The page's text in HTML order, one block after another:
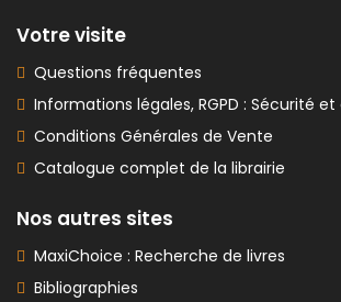
Votre visite
Questions fréquentes
Informations légales, RGPD : Sécurité
Conditions Générales de Vente
Catalogue complet de la librairie
Nos autres sites
MaxiChoice : Recherche de livres
Bibliographies